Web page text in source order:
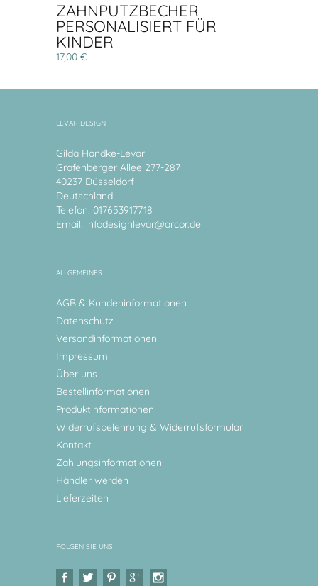
ZAHNPUTZBECHER
PERSONALISIERT FÜR
KINDER
17,00 €
LEVAR DESIGN
Gilda Handke-Levar
Grafenberger Allee 277-287
40237 Düsseldorf
Deutschland
Telefon: 017653917718
Email: infodesignlevar@arcor.de
ALLGEMEINES
AGB & Kundeninformationen
Datenschutz
Versandinformationen
Impressum
Über uns
Bestellinformationen
Produktinformationen
Widerrufsbelehrung & Widerrufsformular
Kontakt
Zahlungsinformationen
Händler werden
Lieferzeiten
FOLGEN SIE UNS